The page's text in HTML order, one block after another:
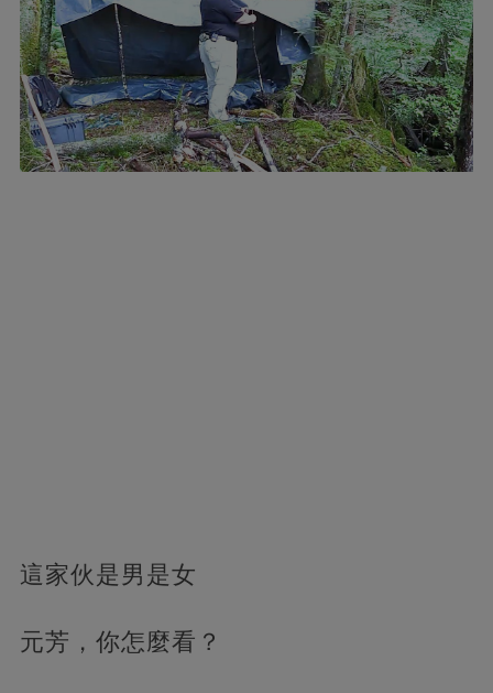
這家伙是男是女
元芳，你怎麼看？